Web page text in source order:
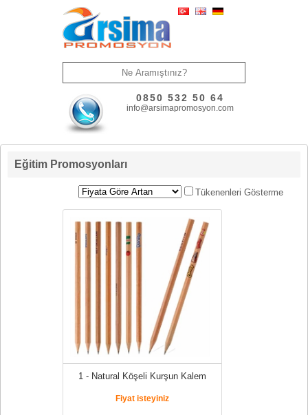
0850 532 50 64
info@arsimapromosyon.com
Eğitim Promosyonları
Tükenenleri Gösterme
1 - Natural Köşeli Kurşun Kalem
Fiyat isteyiniz